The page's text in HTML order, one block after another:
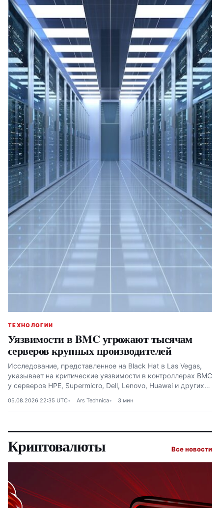
ТЕХНОЛОГИИ
Уязвимости в BMC угрожают тысячам
серверов крупных производителей
Исследование, представленное на Black Hat в Las Vegas,
указывает на критические уязвимости в контроллерах BMC
у серверов HPE, Supermicro, Dell, Lenovo, Huawei и других
05.08.2026 22:35 UTC Ars Technica 3 мин
Криптовалюты Все новости